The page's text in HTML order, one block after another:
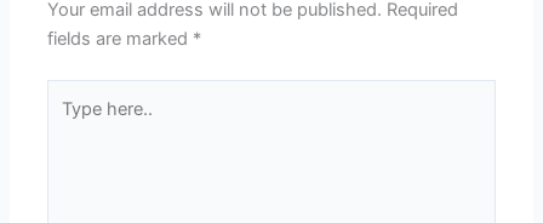
Your email address will not be published. Required
fields are marked *
here..